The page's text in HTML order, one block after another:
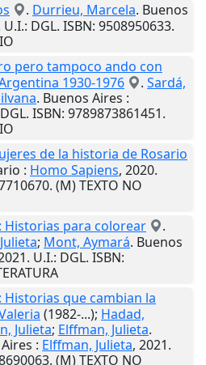
. Durrieu, Marcela. Buenos
U.I.: DGL. ISBN: 9508950633.
pero tampoco ando con
1930-1976
. Sardá,
. Buenos Aires :
ISBN: 9789873861451.
de la historia de Rosario
: Homo Sapiens, 2020.
(M) TEXTO NO
Historias para colorear
.
; Mont, Aymará. Buenos
. U.I.: DGL. ISBN:
Historias que cambian la
(1982-...); Hadad,
Julieta; Elffman, Julieta.
: Elffman, Julieta, 2021.
(M) TEXTO NO